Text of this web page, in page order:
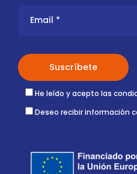
He leído y acepto las
Deseo recibir información